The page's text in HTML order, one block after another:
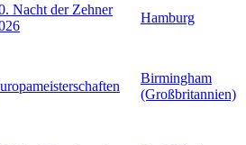
Nacht der Zehner
Hamburg
Birmingham
(Großbritannien)